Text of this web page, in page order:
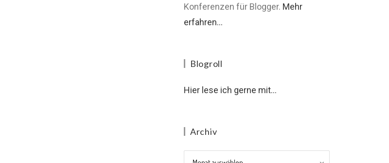
Konferenzen für Blogger. Mehr
erfahren...
Blogroll
Hier lese ich gerne mit...
Archiv
Archiv